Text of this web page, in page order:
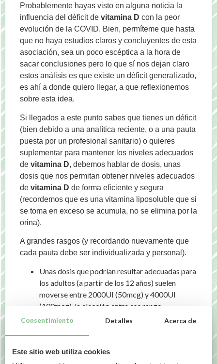
Probablemente hayas visto en alguna noticia la
influencia del déficit de vitamina D con la peor
evolución de la COVID. Bien, permíteme que hasta
que no haya estudios claros y concluyentes de esta
asociación, sea un poco escéptica a la hora de
sacar conclusiones pero lo que sí nos dejan claro
estos análisis es que existe un déficit generalizado,
es ahí a donde quiero llegar, a que reflexionemos
sobre esta idea.
Si llegados a este punto sabes que tienes un déficit
(bien debido a una analítica reciente, o a una pauta
puesta por un profesional sanitario) o quieres
suplementar para mantener los niveles adecuados
de vitamina D, debemos hablar de dosis, unas
dosis que nos permitan obtener niveles adecuados
de vitamina D de forma eficiente y segura
(recordemos que es una vitamina liposoluble que si
se toma en exceso se acumula, no se elimina por la
orina).
A grandes rasgos (y recordando nuevamente que
cada pauta debe ser individualizada y personal).
Unas dosis que podrían resultar adecuadas para
los adultos (a partir de los 12 años) suelen
moverse entre 2000UI (50mcg) y 4000UI
(100mcg), la elección entre ese rango
dependerá de la edad, la época del año, o de si lo
una patología(por ejemplo si ya hay un
Consentimiento Detalles Acerca de
Este sitio web utiliza cookies